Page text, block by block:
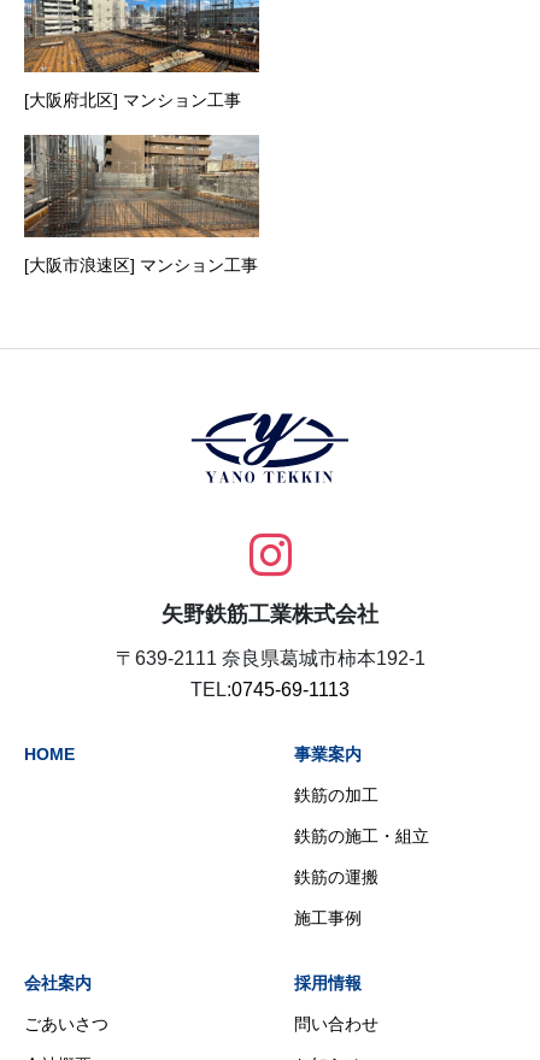
[大阪府北区] マンション工事
[大阪市浪速区] マンション工事
矢野鉄筋工業株式会社
〒639-2111 奈良県葛城市柿本192-1
TEL:0745-69-1113
HOME 事業案内
鉄筋の加工
鉄筋の施工・組立
鉄筋の運搬
施工事例
会社案内
ごあいさつ
採用情報
問い合わせ